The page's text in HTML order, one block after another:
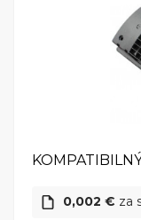
0,002 € za